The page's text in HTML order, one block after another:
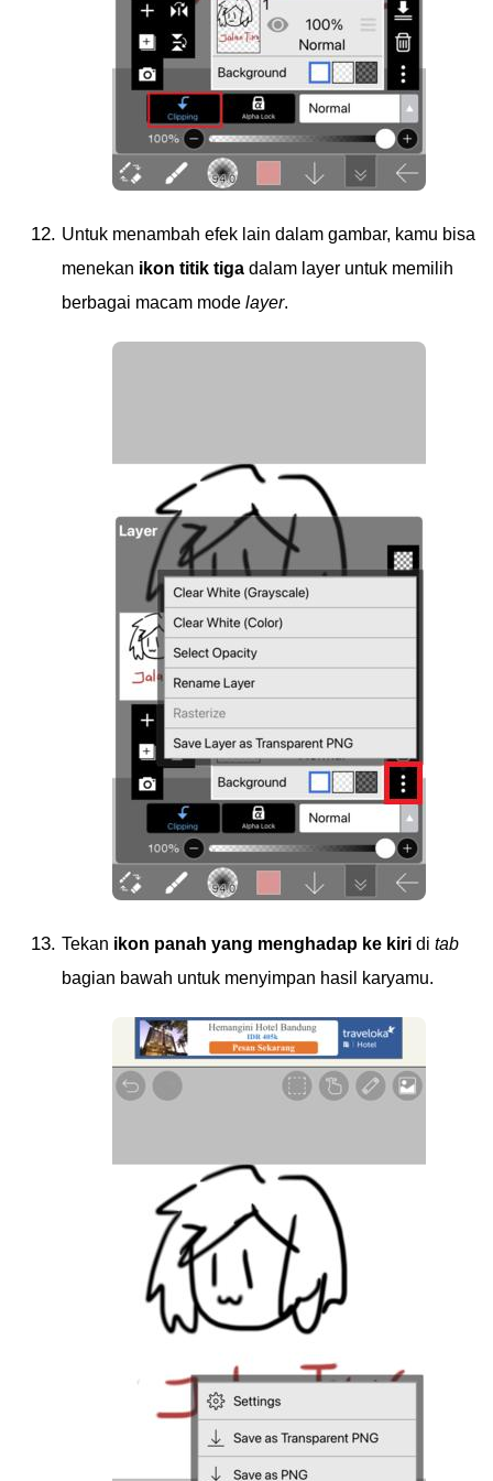
Untuk menambah efek lain dalam gambar, kamu bisa
menekan ikon titik tiga dalam layer untuk memilih
berbagai macam mode layer.
Tekan ikon panah yang menghadap ke kiri di tab
bagian bawah untuk menyimpan hasil karyamu.